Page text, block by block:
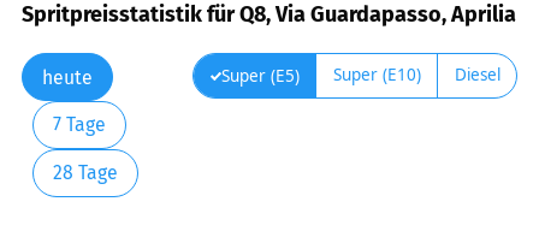
Spritpreisstatistik für Q8, Via Guardapasso, Aprilia
heute
7 Tage
28 Tage
Super (E5) Super (E10) Diesel